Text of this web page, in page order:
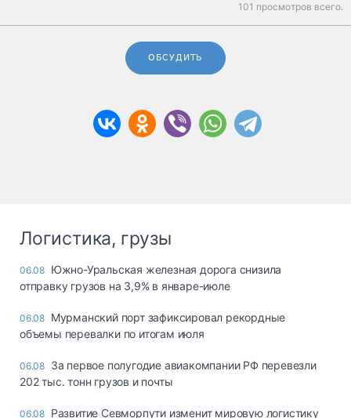
101 просмотров всего.
ОБСУДИТЬ
Логистика, грузы
06.08 Южно-Уральская железная дорога снизила
отправку грузов на 3,9% в январе-июле
06.08 Мурманский порт зафиксировал рекордные
объемы перевалки по итогам июля
06.08 За первое полугодие авиакомпании РФ перевезли
202 тыс. тонн грузов и почты
06.08 Развитие Севморпути изменит мировую логистику